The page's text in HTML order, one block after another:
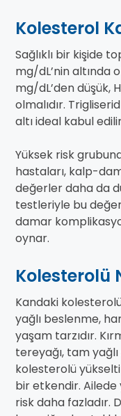
Kolesterol
Sağlıklı bir kişide
mg/dL’nin altında
mg/dL’den düşük,
olmalıdır.
altı ideal kabul
Yüksek risk
hastaları, kalp-
değerler daha da
testleriyle bu
damar
oynar.
Kolesterolü
Kandaki
yağlı beslenme,
yaşam tarzıdır.
tereyağı, tam
kolesterolü
bir etkendir.
risk daha fazladır.